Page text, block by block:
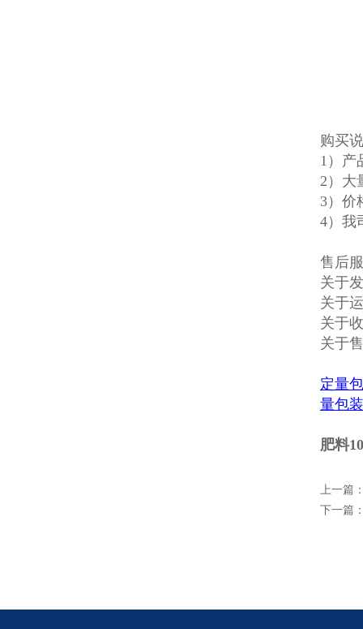
购买
1）产
2）大
3）价
4）我
售后
关于
关于
关于
关于
定量
量包
肥料
上一篇
下一篇